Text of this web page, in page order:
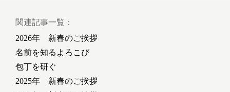
関連記事一覧：
2026年 新春のご挨拶
名前を知るよろこび
包丁を研ぐ
2025年 新春のご挨拶